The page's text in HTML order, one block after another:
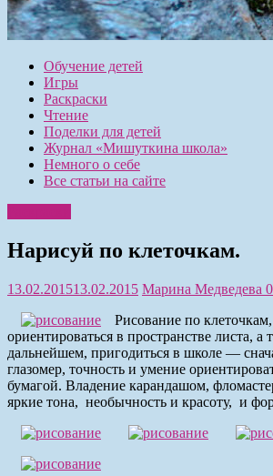
Обучение детей
Игры
Раскраски
Чтение
Поделки для детей
Журнал «Мишуткина школа»
Немного о себе
Все статьи на сайте
Нарисуй по клеточкам.
13.02.201513.02.2015 Марина Медведева
Рисование по
ориентироваться в пространстве листа,
дальнейшем, пригодиться в школе —
глазомер, точность и умение
бумагой. Владение карандашом,
яркие тона, необычность и красоту, и